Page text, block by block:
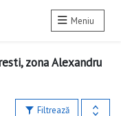
Meniu
zona Alexandru
Filtrează